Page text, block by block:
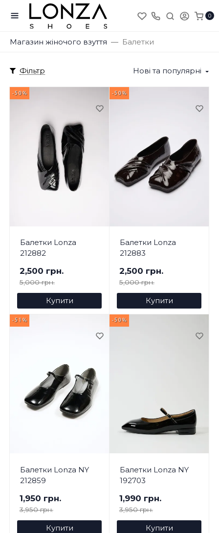
0
Магазин жіночого взуття Балетки
Фільтр Нові та популярні
-50%
Балетки Lonza
212882
2,500 грн.
5,000 грн.
Купити
-50%
Балетки Lonza
212883
2,500 грн.
5,000 грн.
Купити
-51%
Балетки Lonza NY
212859
1,950 грн.
3,950 грн.
Купити
-50%
Балетки Lonza NY
192703
1,990 грн.
3,950 грн.
Купити